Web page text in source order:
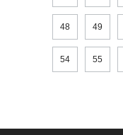
48 49
54 55